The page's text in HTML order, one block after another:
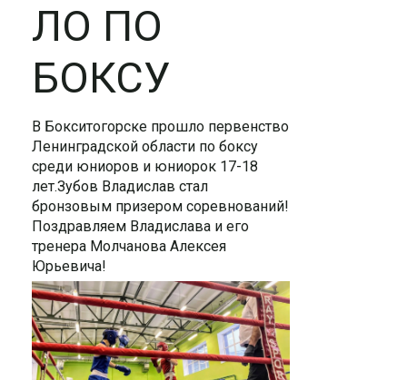
ЛО ПО
БОКСУ
В Бокситогорске прошло первенство
Ленинградской области по боксу
среди юниоров и юниорок 17-18
лет.Зубов Владислав стал
бронзовым призером соревнований!
Поздравляем Владислава и его
тренера Молчанова Алексея
Юрьевича!